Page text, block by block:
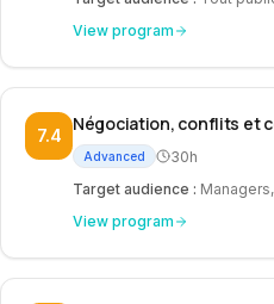
View program
7.4
Négociation, conflits et
Advanced
30h
Target audience :
View program